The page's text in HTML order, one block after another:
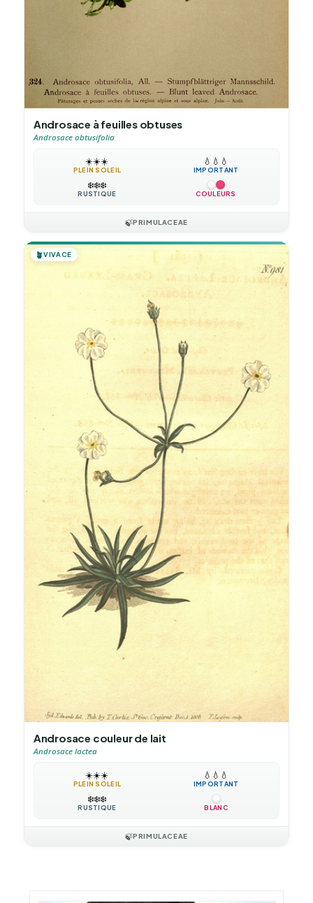
Androsace à feuilles obtuses
Androsace obtusifolia
☀️☀️☀️
PLEIN SOLEIL
💧 💧 💧
IMPORTANT
❄️❄️❄️
RUSTIQUE COULEURS
🍃PRIMULACEAE
🪴VIVACE
Androsace couleur de lait
Androsace lactea
☀️☀️☀️
PLEIN SOLEIL
💧 💧 💧
IMPORTANT
❄️❄️❄️
RUSTIQUE BLANC
🍃PRIMULACEAE